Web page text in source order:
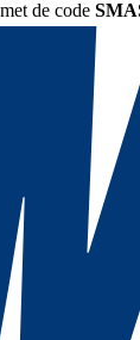
de code